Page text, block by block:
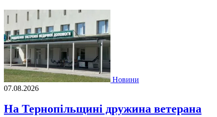
Новини
07.08.2026
На Тернопільщині дружина ветерана